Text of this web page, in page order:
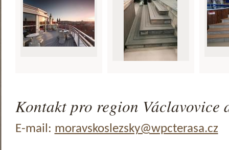
Kontakt pro region Václavovice
E-mail: moravskoslezsky@wpcterasa.cz